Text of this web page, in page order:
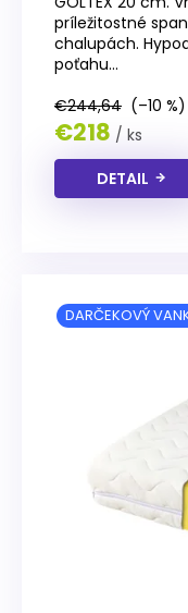
príležitostné
chalupách.
poťahu...
€244,64 (–10 %)
€218 / ks
DETAIL
DARČEKOVÝ